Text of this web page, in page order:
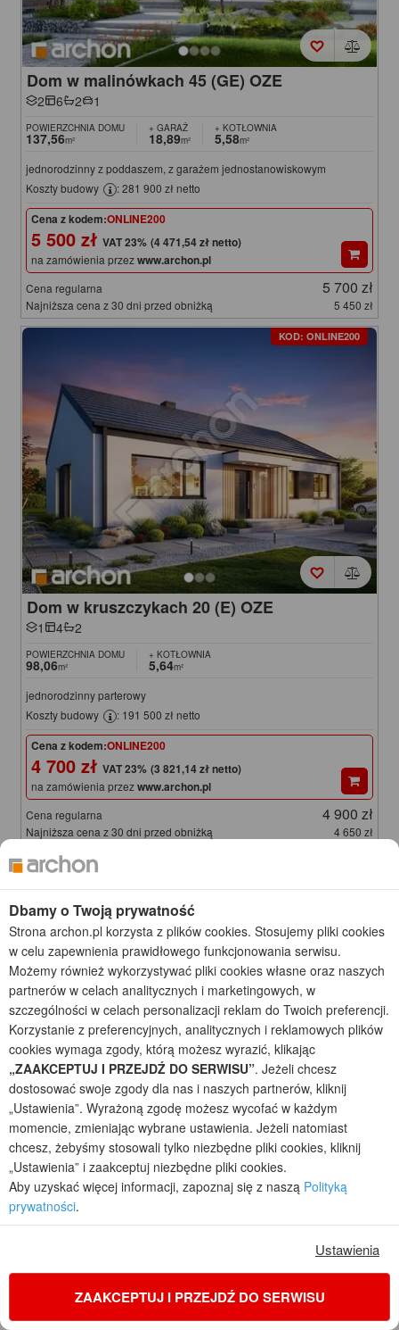
Dom w malinówkach 45 (GE) OZE
2 6 2 1
POWIERZCHNIA DOMU
137,56m²
+ GARAŻ
18,89m²
+ KOTŁOWNIA
5,58m²
jednorodzinny z poddaszem, z garażem jednostanowiskowym
Koszty budowy
: 281 900 zł netto
Cena z kodem:ONLINE200
5 500 zł (4 471,54 zł netto)
na zamówienia przezwww.archon.pl
Cena regularna 5 700 zł
Najniższa cena z 30 dni przed obniżką 5 450 zł
KOD: ONLINE200
Dom w kruszczykach 20 (E) OZE
1 4 2
POWIERZCHNIA DOMU
98,06m²
+ KOTŁOWNIA
5,64m²
jednorodzinny parterowy
Koszty budowy
: 191 500 zł netto
Cena z kodem:ONLINE200
4 700 zł (3 821,14 zł netto)
na zamówienia przezwww.archon.pl
Cena regularna 4 900 zł
Najniższa cena z 30 dni przed obniżką 4 650 zł
NOWOŚĆ
Dom we frizeach 2 (G2E)
1 4 2 2
POWIERZCHNIA DOMU
126,62m²
+ GARAŻ
37,92 m²
+ KOTŁOWNIA
8,46m²
jednorodzinny parterowy, z garażem dwustanowiskowym
Cena z kodem:ONLINE200
5 450 zł (4 430,89 zł netto)
Dbamy o Twoją prywatność
Strona archon.pl korzysta z plików cookies. Stosujemy pliki cookies
w celu zapewnienia prawidłowego funkcjonowania serwisu.
Możemy również wykorzystywać pliki cookies własne oraz naszych
partnerów w celach analitycznych i marketingowych, w
szczególności w celach personalizacji reklam do Twoich preferencji.
Korzystanie z preferencyjnych, analitycznych i reklamowych plików
cookies wymaga zgody, którą możesz wyrazić, klikając
„ZAAKCEPTUJ I PRZEJDŹ DO SERWISU”. Jeżeli chcesz
dostosować swoje zgody dla nas i naszych partnerów, kliknij
„Ustawienia”. Wyrażoną zgodę możesz wycofać w każdym
momencie, zmieniając wybrane ustawienia. Jeżeli natomiast
chcesz, żebyśmy stosowali tylko niezbędne pliki cookies, kliknij
„Ustawienia” i zaakceptuj niezbędne pliki cookies.
Aby uzyskać więcej informacji, zapoznaj się z naszą Polityką
prywatności.
Ustawienia
ZAAKCEPTUJ I PRZEJDŹ DO SERWISU